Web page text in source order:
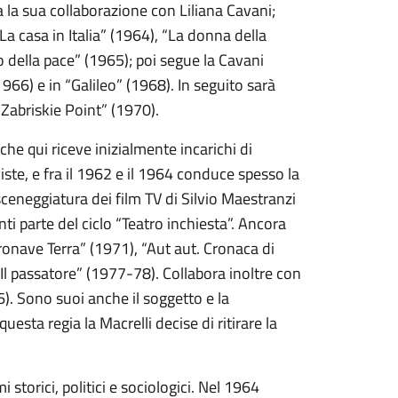
sua collaborazione con Liliana Cavani;
casa in Italia” (1964), “La donna della
pace” (1965); poi segue la Cavani
e in “Galileo” (1968). In seguito sarà
Point” (1970).
qui riceve inizialmente incarichi di
e fra il 1962 e il 1964 conduce spesso la
dei film TV di Silvio Maestranzi
parte del ciclo “Teatro inchiesta”. Ancora
Terra” (1971), “Aut aut. Cronaca di
passatore” (1977-78). Collabora inoltre con
Sono suoi anche il soggetto e la
regia la Macrelli decise di ritirare la
storici, politici e sociologici. Nel 1964